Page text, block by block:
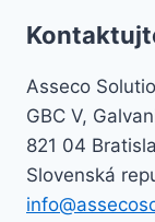
Asseco
GBC V,
821 04
Slovenská